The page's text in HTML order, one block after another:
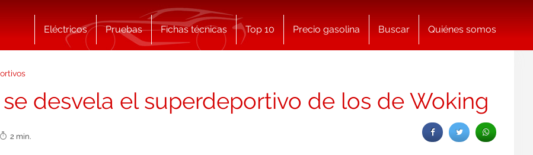
Eléctricos Pruebas Fichas técnicas Top 10 Precio gasolina Buscar Quiénes somos
desvela el superdeportivo de los de Woking
2 min.